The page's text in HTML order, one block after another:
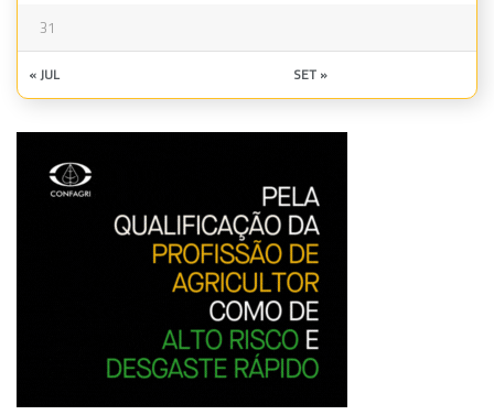
31
« JUL SET »